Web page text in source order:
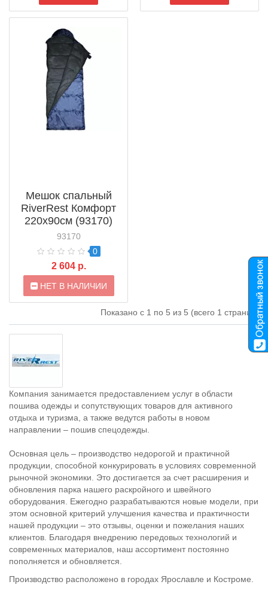
Мешок спальный
RiverRest Комфорт
220х90см (93170)
93170
0
2 604 р.
НЕТ В НАЛИЧИИ
Показано с 1 по 5 из 5 (всего 1 страниц)
Компания занимается предоставлением услуг в области
пошива одежды и сопутствующих товаров для активного
отдыха и туризма, а также ведутся работы в новом
направлении – пошив спецодежды.
Основная цель – производство недорогой и практичной
продукции, способной конкурировать в условиях современной
рыночной экономики. Это достигается за счет расширения и
обновления парка нашего раскройного и швейного
оборудования. Ежегодно разрабатываются новые модели, при
этом основной критерий улучшения качества и практичности
нашей продукции – это отзывы, оценки и пожелания наших
клиентов. Благодаря внедрению передовых технологий и
современных материалов, наш ассортимент постоянно
пополняется и обновляется.
Производство расположено в городах Ярославле и Костроме.